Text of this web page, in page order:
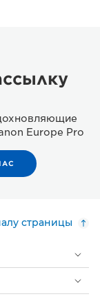
Europe Pro
страницы